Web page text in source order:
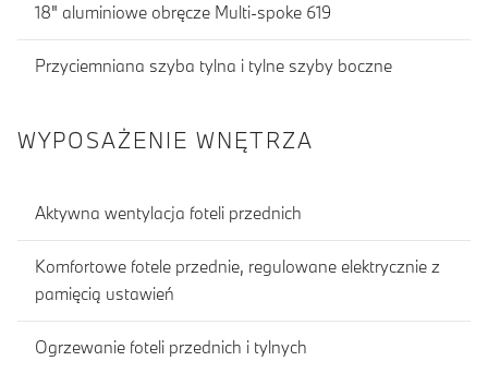
18" aluminiowe obręcze Multi-spoke 619
Przyciemniana szyba tylna i tylne szyby boczne
WYPOSAŻENIE WNĘTRZA
Aktywna wentylacja foteli przednich
Komfortowe fotele przednie, regulowane elektrycznie z
pamięcią ustawień
Ogrzewanie foteli przednich i tylnych